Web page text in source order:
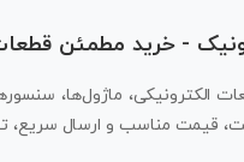
- خرید مطمئن
الکترونیکی، ماژول‌ها،
قیمت مناسب و ارسال سریع،